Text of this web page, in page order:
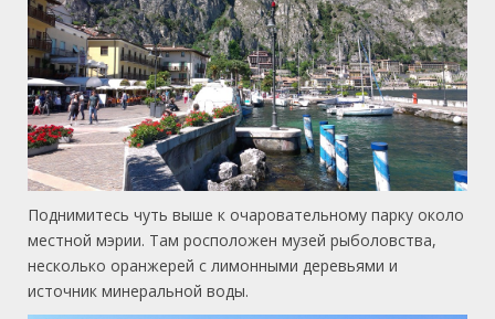
Поднимитесь чуть выше к очаровательному парку около
местной мэрии. Там росположен музей рыболовства,
несколько оранжерей с лимонными деревьями и
источник минеральной воды.